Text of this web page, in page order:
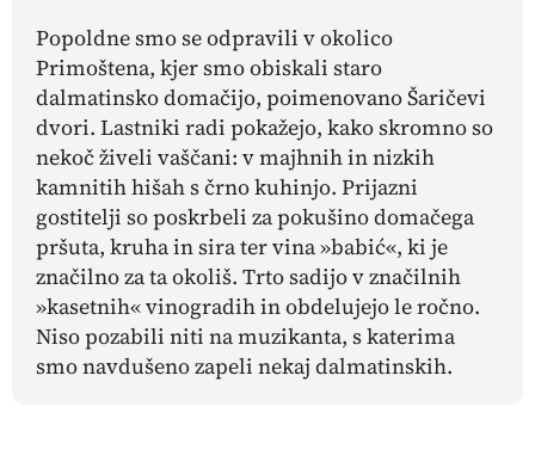
Popoldne smo se odpravili v okolico
Primoštena, kjer smo obiskali staro
dalmatinsko domačijo, poimenovano Šaričevi
dvori. Lastniki radi pokažejo, kako skromno so
nekoč živeli vaščani: v majhnih in nizkih
kamnitih hišah s črno kuhinjo. Prijazni
gostitelji so poskrbeli za pokušino domačega
pršuta, kruha in sira ter vina »babić«, ki je
značilno za ta okoliš. Trto sadijo v značilnih
»kasetnih« vinogradih in obdelujejo le ročno.
Niso pozabili niti na muzikanta, s katerima
smo navdušeno zapeli nekaj dalmatinskih.